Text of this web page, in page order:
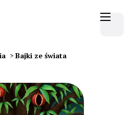
> Bajki ze świata